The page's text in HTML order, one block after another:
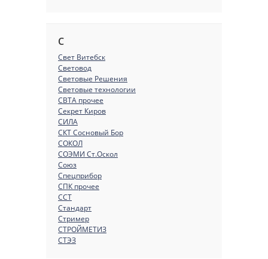
С
Свет Витебск
Световод
Световые Решения
Световые технологии
СВТА прочее
Секрет Киров
СИЛА
СКТ Сосновый Бор
СОКОЛ
СОЭМИ Ст.Оскол
Союз
Спецприбор
СПК прочее
ССТ
Стандарт
Стример
СТРОЙМЕТИЗ
СТЭЗ